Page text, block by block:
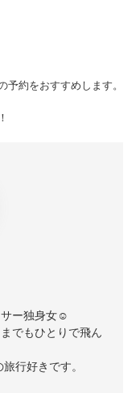
約をおすすめします。
サー独身女☺️
でもひとりで飛ん
行好きです。